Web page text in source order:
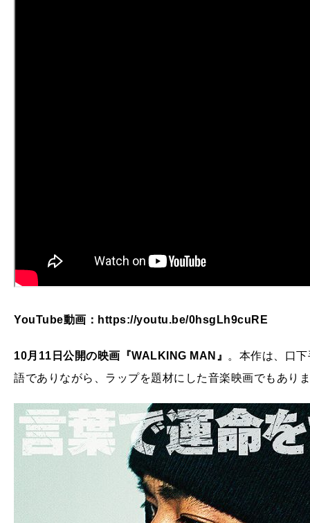
YouTube動画：https://youtu.be/0hsgLh9cuRE
10月11日公開の映画『WALKING MAN』
。本作は、口
語でありながら、ラップを題材にした音楽映画でもあり